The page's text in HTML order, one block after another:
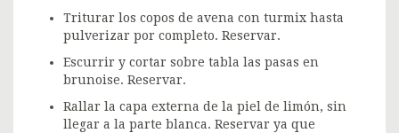
Triturar los copos de avena con turmix hasta
pulverizar por completo. Reservar.
Escurrir y cortar sobre tabla las pasas en
brunoise. Reservar.
Rallar la capa externa de la piel de limón, sin
llegar a la parte blanca. Reservar ya que